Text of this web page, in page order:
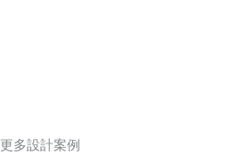
更多設計案例